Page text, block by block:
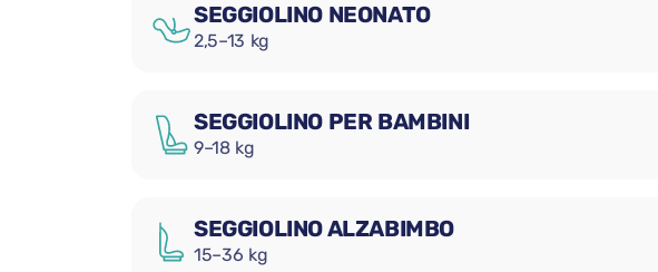
SEGGIOLINO NEONATO
2,5–13 kg
SEGGIOLINO PER BAMBINI
9–18 kg
SEGGIOLINO ALZABIMBO
15–36 kg